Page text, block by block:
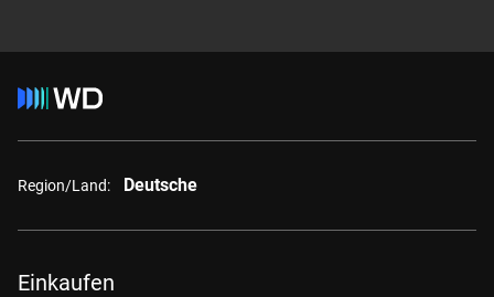
Region/Land: Deutsche
Einkaufen